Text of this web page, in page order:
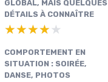
GLOBAL, MAIS QUELQUES
DÉTAILS À CONNAÎTRE
★★★★★
★★★★★
COMPORTEMENT EN
SITUATION : SOIRÉE,
DANSE, PHOTOS